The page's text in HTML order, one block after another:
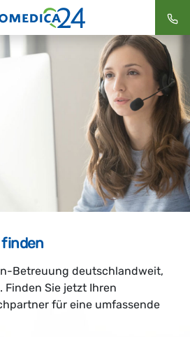
Betreuung deutschlandweit,
Finden Sie jetzt Ihren
für eine umfassende